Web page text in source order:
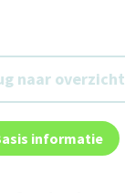
naar overzicht
informatie